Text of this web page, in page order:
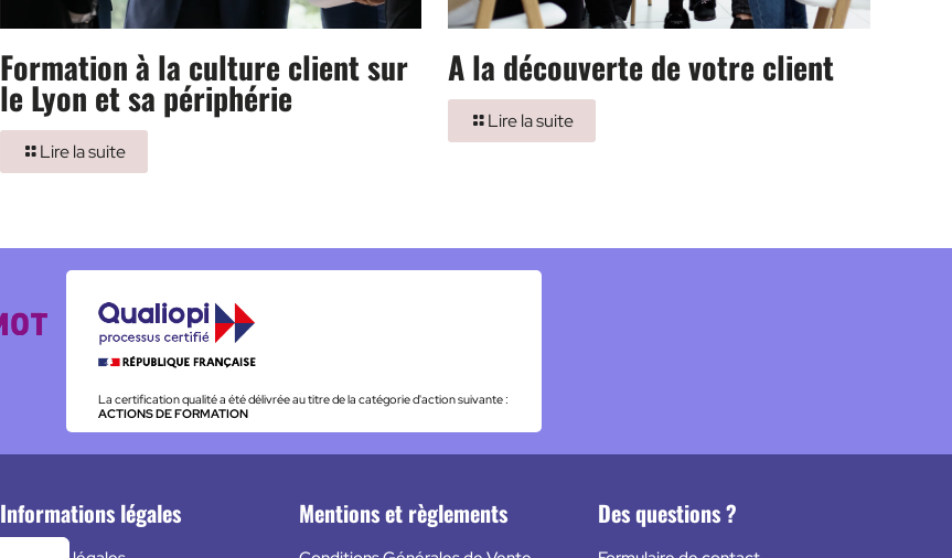
Formation à la culture client sur
le Lyon et sa périphérie
Lire la suite
A la découverte de votre client
Lire la suite
La certification qualité a été délivrée au titre de la catégorie d'action suivante :
ACTIONS DE FORMATION
Informations légales Mentions et règlements Des questions ?